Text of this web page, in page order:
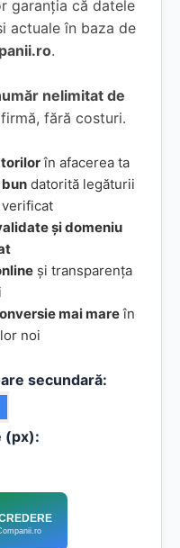
garanția că datele
actuale în baza de
.
nelimitat de
fără costuri.
în afacerea ta
bun datorită legăturii
și domeniu
și transparența
mai mareîn
noi
secundară:
(px):